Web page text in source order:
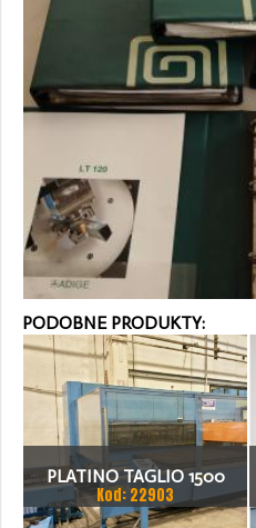
PODOBNE PRODUKTY:
PLATINO TAGLIO 1500
WATT LASER
Kod: 22903